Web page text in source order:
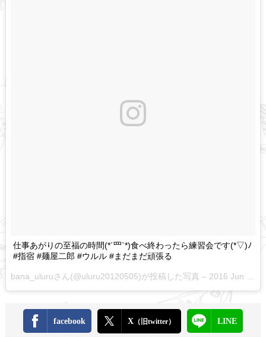
仕事あがりの至福の時間(*´罒`*)食べ終わったら練習会です(*▽)ﾉ
#指宿 #麺屋二郎 #ウルル #まだまだ頑張る
bana_uluruさん(@uluru20120505)が投稿した写真 – 2016 Jun 11 5:25am PDT
facebook X（旧twitter） LINE